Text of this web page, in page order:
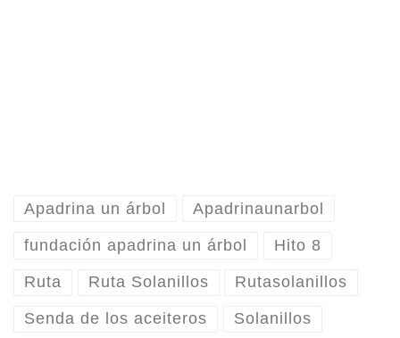
Apadrina un árbol Apadrinaunarbol
fundación apadrina un árbol Hito 8
Ruta Ruta Solanillos Rutasolanillos
Senda de los aceiteros Solanillos